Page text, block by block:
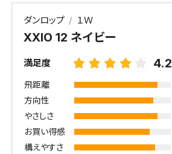
ダンロップ １Ｗ
XXIO 12 ネイビー
満足度 4.2
飛距離
方向性
やさしさ
お買い得感
構えやすさ